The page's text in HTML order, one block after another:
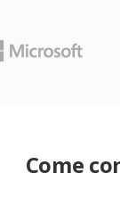
Come